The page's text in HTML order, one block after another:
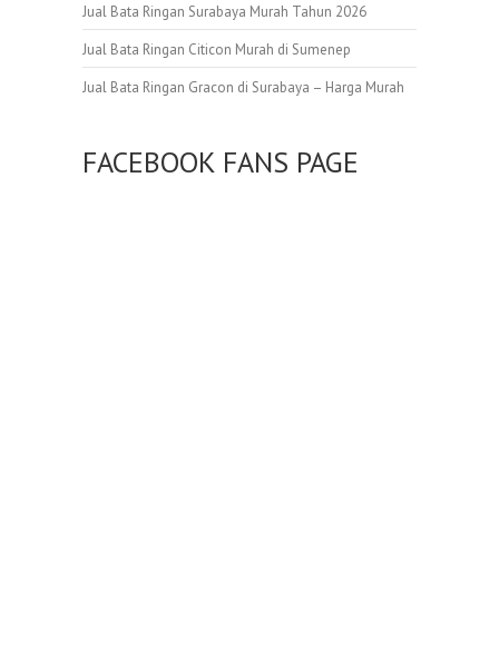
Jual Bata Ringan Surabaya Murah Tahun 2026
Jual Bata Ringan Citicon Murah di Sumenep
Jual Bata Ringan Gracon di Surabaya – Harga Murah
FACEBOOK FANS PAGE